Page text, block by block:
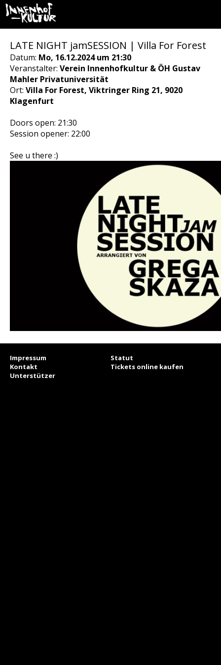
LATE NIGHT jamSESSION | Villa For Forest
Datum: Mo, 16.12.2024 um 21:30
Veranstalter: Verein Innenhofkultur & ÖH Gustav
Mahler Privatuniversität
Ort: Villa For Forest, Viktringer Ring 21, 9020
Klagenfurt
Doors open: 21:30
Session opener: 22:00
See u there :)
Impressum
Statut
Kontakt
Tickets online kaufen
Unterstützer